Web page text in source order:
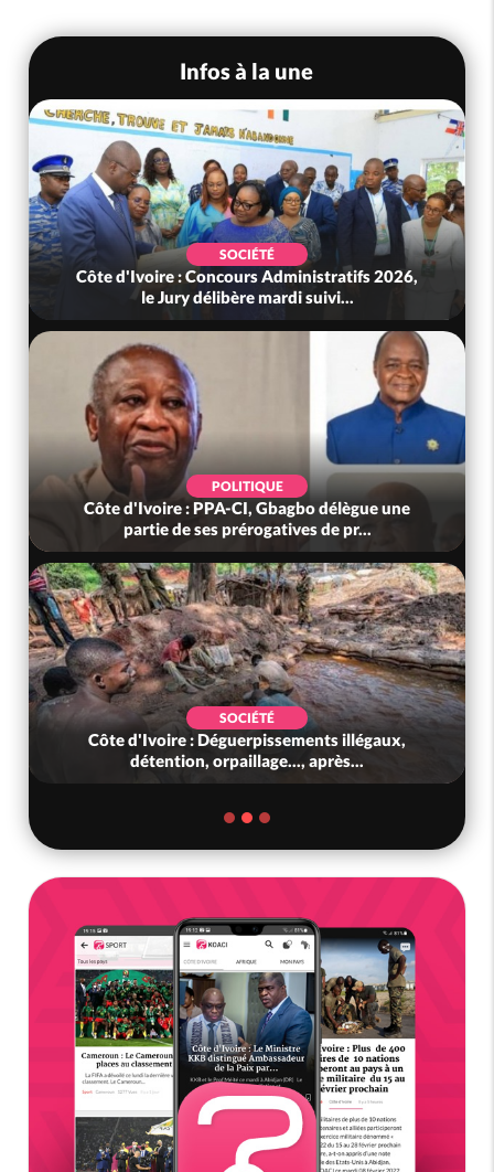
Infos à la une
SOCIÉTÉ
Côte d'Ivoire : Concours Administratifs 2026,
le Jury délibère mardi suivi...
POLITIQUE
Côte d'Ivoire : PPA-CI, Gbagbo délègue une
partie de ses prérogatives de pr...
SOCIÉTÉ
Côte d'Ivoire : Déguerpissements illégaux,
détention, orpaillage..., après...